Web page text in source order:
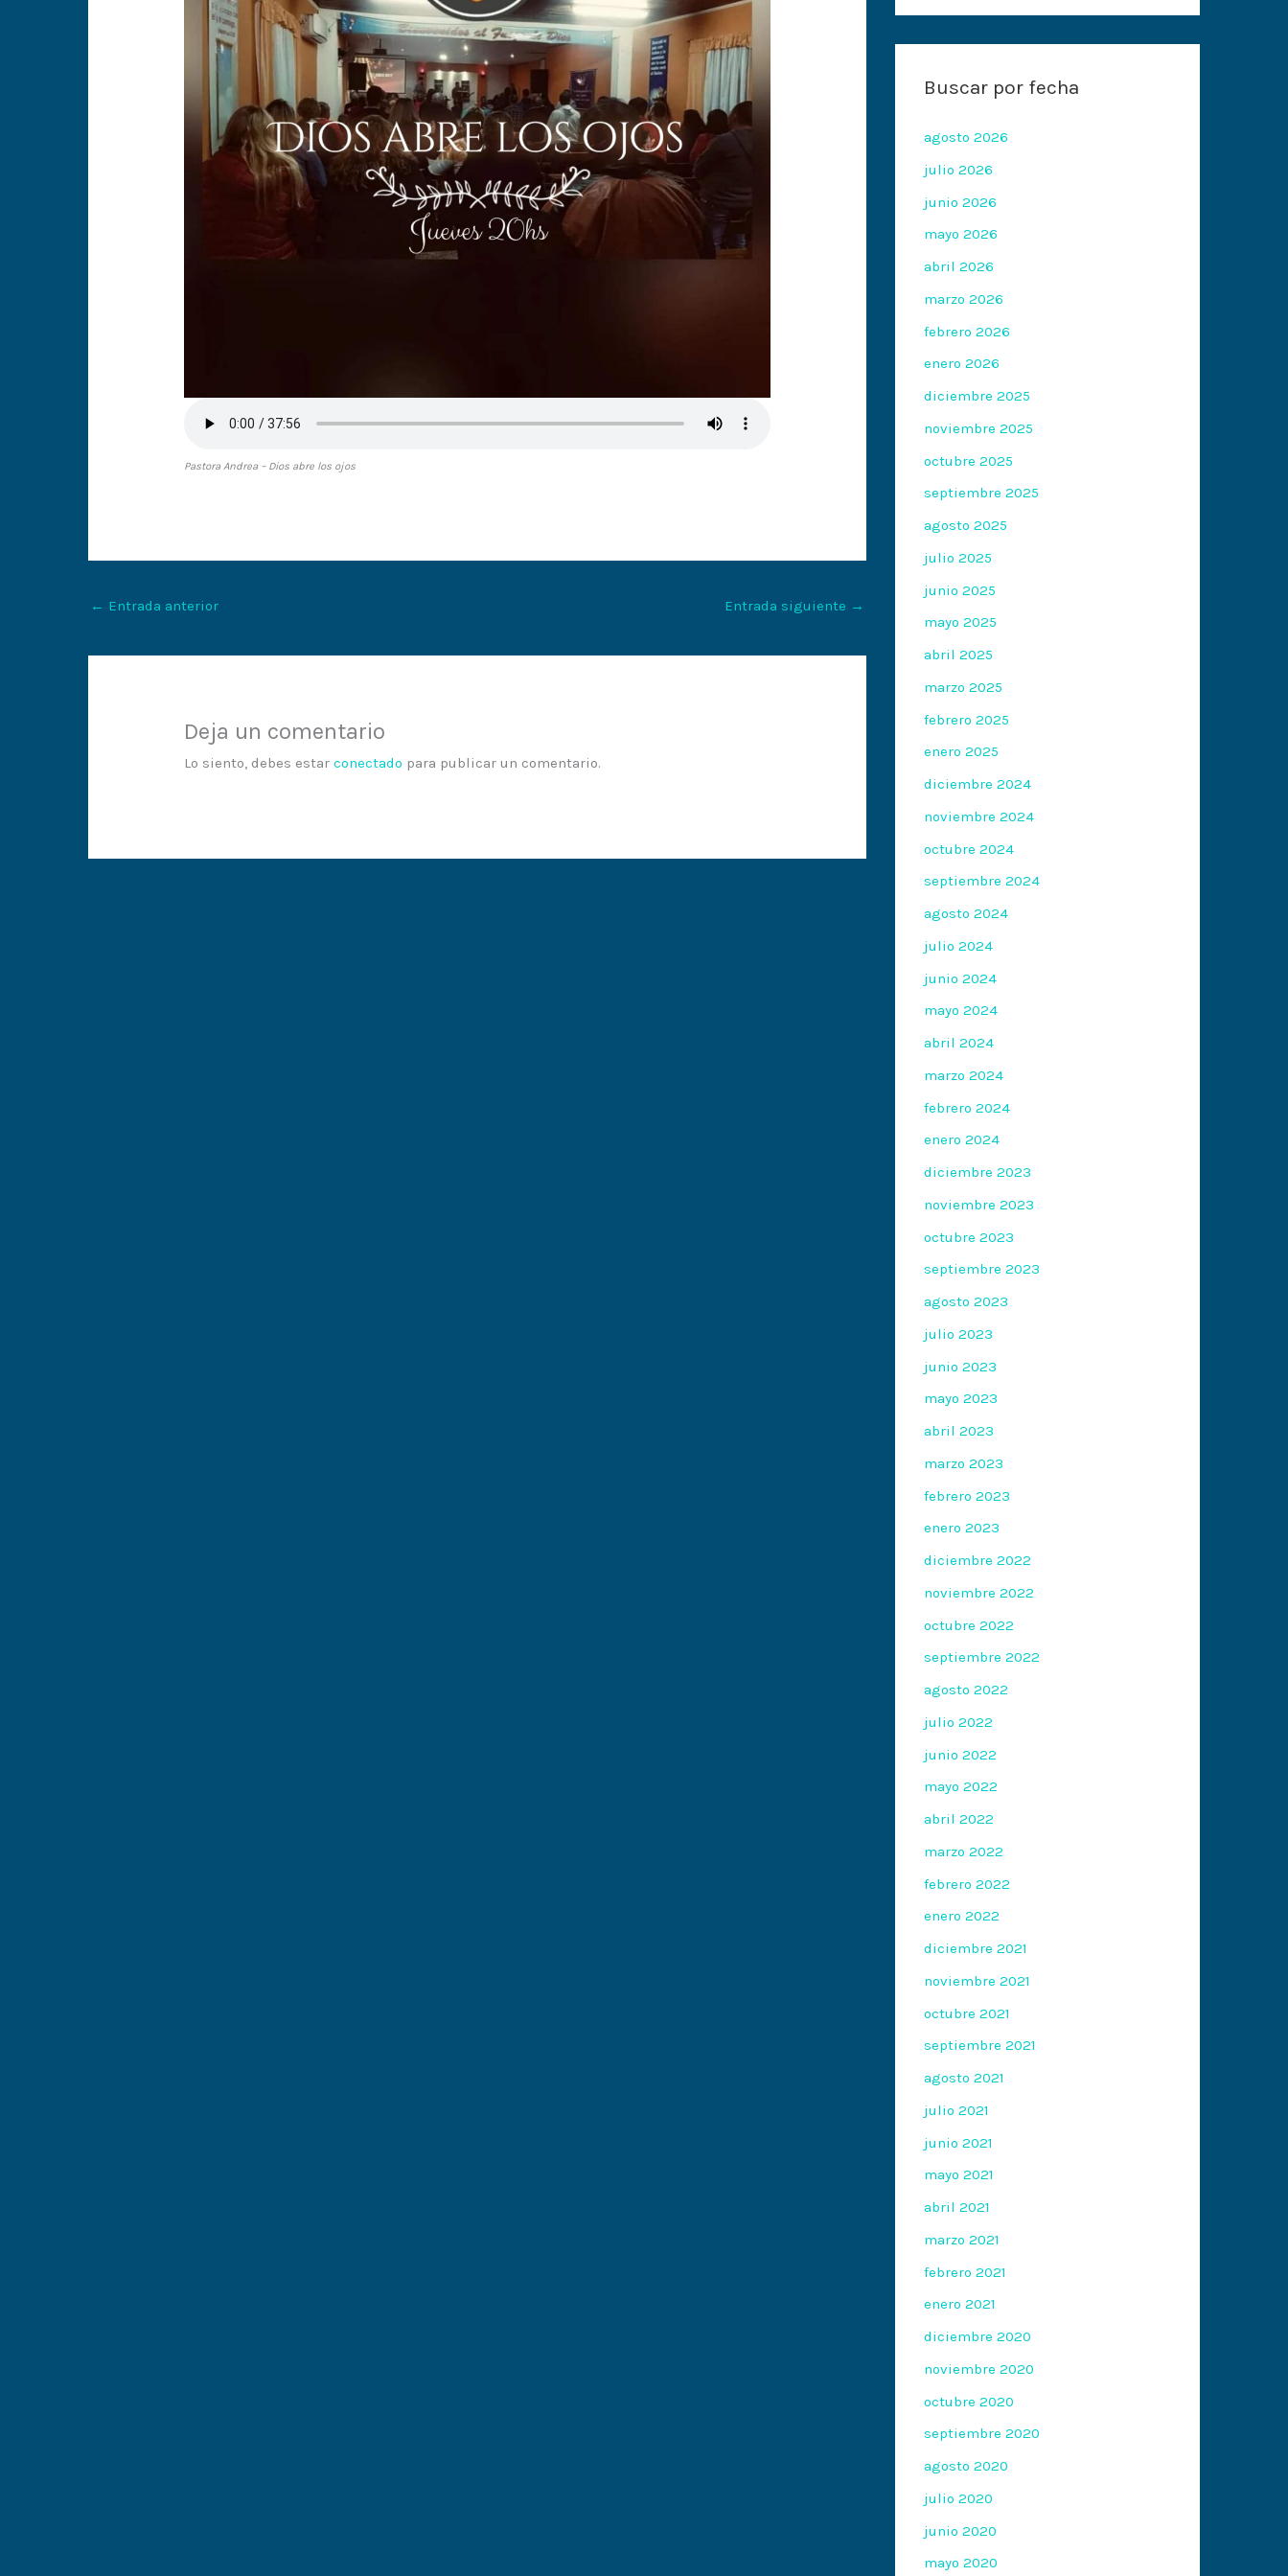
Pastora Andrea – Dios abre los ojos
← Entrada anterior Entrada siguiente →
Deja un comentario
Lo siento, debes estarconectado para publicar un comentario.
Buscar por fecha
agosto 2026
julio 2026
junio 2026
mayo 2026
abril 2026
marzo 2026
febrero 2026
enero 2026
diciembre 2025
noviembre 2025
octubre 2025
septiembre 2025
agosto 2025
julio 2025
junio 2025
mayo 2025
abril 2025
marzo 2025
febrero 2025
enero 2025
diciembre 2024
noviembre 2024
octubre 2024
septiembre 2024
agosto 2024
julio 2024
junio 2024
mayo 2024
abril 2024
marzo 2024
febrero 2024
enero 2024
diciembre 2023
noviembre 2023
octubre 2023
septiembre 2023
agosto 2023
julio 2023
junio 2023
mayo 2023
abril 2023
marzo 2023
febrero 2023
enero 2023
diciembre 2022
noviembre 2022
octubre 2022
septiembre 2022
agosto 2022
julio 2022
junio 2022
mayo 2022
abril 2022
marzo 2022
febrero 2022
enero 2022
diciembre 2021
noviembre 2021
octubre 2021
septiembre 2021
agosto 2021
julio 2021
junio 2021
mayo 2021
abril 2021
marzo 2021
febrero 2021
enero 2021
diciembre 2020
noviembre 2020
octubre 2020
septiembre 2020
agosto 2020
julio 2020
junio 2020
mayo 2020